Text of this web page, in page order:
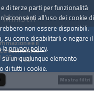
Ministri
e il
economica
1967 a oggi
Mostra filtri
di terze parti per funzionalità
acconsenti all'uso dei cookie di
non essere disponibili.
su come disabilitarli o negare il
laprivacy policy.
un qualunque elemento
di tutti i cookie.